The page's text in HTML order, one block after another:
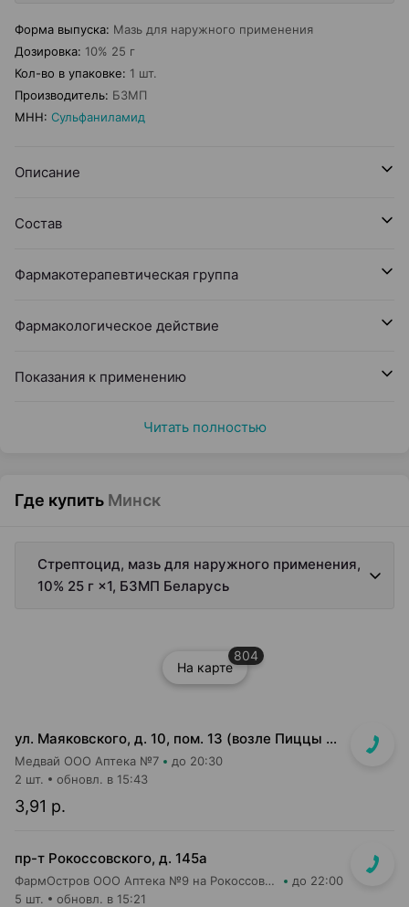
Форма выпуска: Мазь для наружного применения
Дозировка: 10% 25 г
Кол-во в упаковке: 1 шт.
Производитель: БЗМП
МНН: Сульфаниламид
Описание
Состав
Фармакотерапевтическая группа
Фармакологическое действие
Показания к применению
Читать полностью
Где купить Минск
Стрептоцид, мазь для наружного применения,
10% 25 г ×1, БЗМП Беларусь
На карте
804
ул. Маяковского, д. 10, пом. 13 (возле Пиццы Мании)
Медвай ООО Аптека №7 до 20:30
3,91 р.
2 шт. обновл. в 15:43
пр-т Рокоссовского, д. 145а
ФармОстров ООО Аптека №9 на Рокоссовского до 22:00
5 шт. обновл. в 15:21